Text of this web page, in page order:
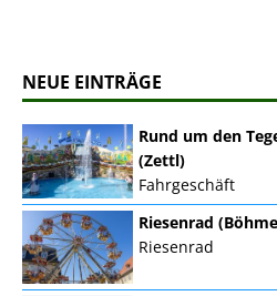
NEUE EINTRÄGE
Rund um den
(Zettl)
Fahrgeschäft
Riesenrad
Riesenrad